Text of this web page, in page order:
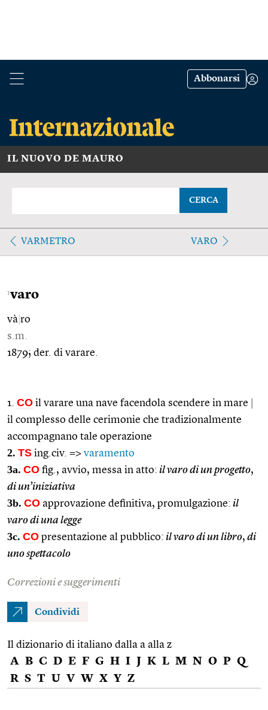
Abbonarsi
IL NUOVO DE MAURO
CERCA
VARMETRO VARO
1varo
và ro
s.m.
1879; der. di varare.
1. CO il varare una nave facendola scendere in mare
il complesso delle cerimonie che tradizionalmente
accompagnano tale operazione
2. TS ing.civ. => varamento
3a. CO fig., avvio, messa in atto: il varo di un progetto,
di un’iniziativa
3b. CO approvazione definitiva, promulgazione: il
varo di una legge
3c. CO presentazione al pubblico: il varo di un libro, di
uno spettacolo
Correzioni e suggerimenti
Condividi
Il dizionario di italiano dalla a alla z
A B C D E F G H I J K L M N O P Q
R S T U V W X Y Z